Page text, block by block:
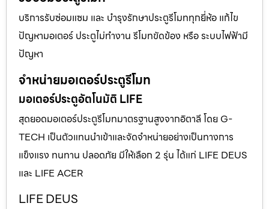
บริการรับซ่อมแซม และ บำรุงรักษาประตูรีโมททุกยี่ห้อ แก้ไข
ปัญหามอเตอร์ ประตูไม่ทำงาน รีโมทขัดข้อง หรือ ระบบไฟฟ้ามี
ปัญหา
จำหน่ายมอเตอร์ประตูรีโมท
มอเตอร์ประตูอัตโนมัติ LIFE
สุดยอดมอเตอร์ประตูรีโมทมาตรฐานสูงจากอิตาลี โดย G-
TECH เป็นตัวแทนนำเข้าและจัดจำหน่ายอย่างเป็นทางการ
แข็งแรง ทนทาน ปลอดภัย มีให้เลือก 2 รุ่น ได้แก่ LIFE DEUS
และ LIFE ACER
LIFE DEUS